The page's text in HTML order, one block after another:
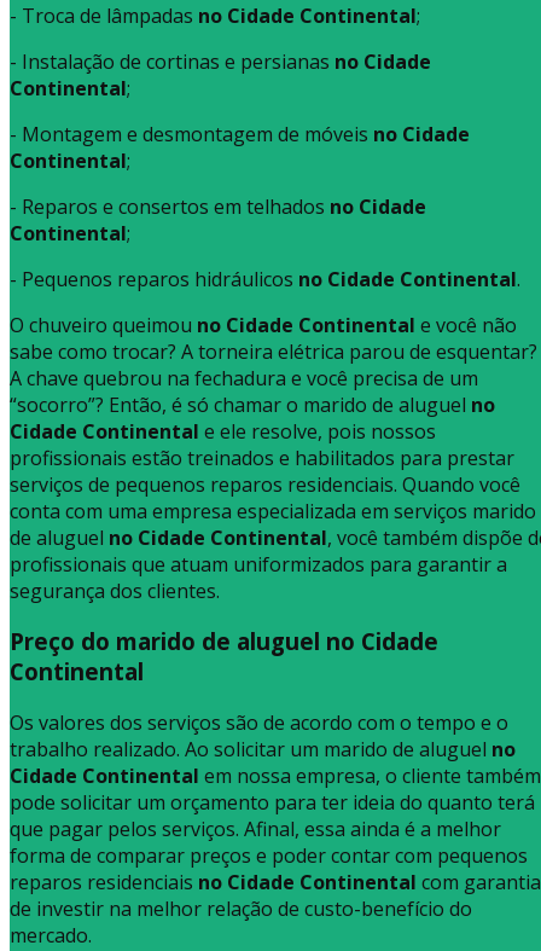
- Troca de lâmpadas no Cidade Continental;
- Instalação de cortinas e persianas no Cidade
Continental;
- Montagem e desmontagem de móveis no Cidade
Continental;
- Reparos e consertos em telhados no Cidade
Continental;
- Pequenos reparos hidráulicos no Cidade Continental.
O chuveiro queimou no Cidade Continental e você não
sabe como trocar? A torneira elétrica parou de esquentar?
A chave quebrou na fechadura e você precisa de um
“socorro”? Então, é só chamar o marido de aluguel no
Cidade Continental e ele resolve, pois nossos
profissionais estão treinados e habilitados para prestar
serviços de pequenos reparos residenciais. Quando você
conta com uma empresa especializada em serviços marido
de aluguel no Cidade Continental, você também dispõe
profissionais que atuam uniformizados para garantir a
segurança dos clientes.
Preço do marido de aluguel no Cidade
Continental
Os valores dos serviços são de acordo com o tempo e o
trabalho realizado. Ao solicitar um marido de aluguel no
Cidade Continental em nossa empresa, o cliente também
pode solicitar um orçamento para ter ideia do quanto terá
que pagar pelos serviços. Afinal, essa ainda é a melhor
forma de comparar preços e poder contar com pequenos
reparos residenciais no Cidade Continental com garantia
de investir na melhor relação de custo-benefício do
mercado.